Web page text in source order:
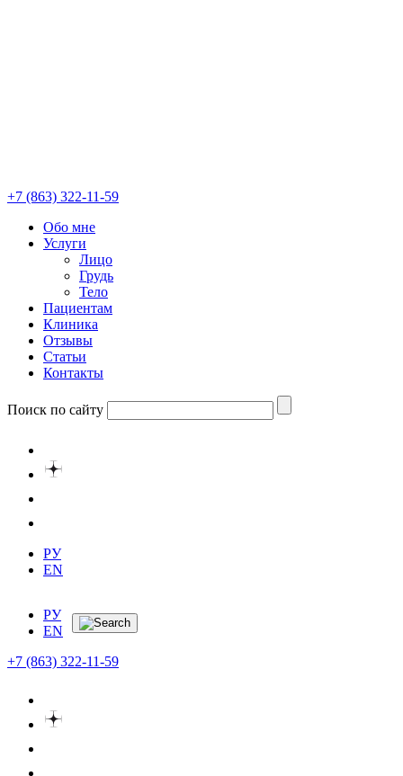
+7 (863) 322-11-59
Обо мне
Услуги
Лицо
Грудь
Тело
Пациентам
Клиника
Отзывы
Статьи
Контакты
Поиск по сайту
РУ
EN
РУ
EN
+7 (863) 322-11-59